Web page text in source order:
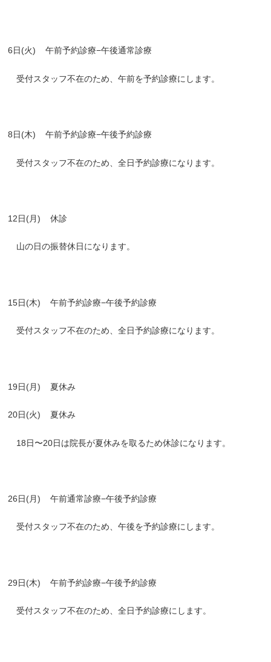
6日(火) 午前予約診療−午後通常診療
受付スタッフ不在のため、午前を予約診療にします。
8日(木) 午前予約診療−午後予約診療
受付スタッフ不在のため、全日予約診療になります。
12日(月) 休診
山の日の振替休日になります。
15日(木) 午前予約診療−午後予約診療
受付スタッフ不在のため、全日予約診療になります。
19日(月) 夏休み
20日(火) 夏休み
18日〜20日は院長が夏休みを取るため休診になります。
26日(月) 午前通常診療−午後予約診療
受付スタッフ不在のため、午後を予約診療にします。
29日(木) 午前予約診療−午後予約診療
受付スタッフ不在のため、全日予約診療にします。